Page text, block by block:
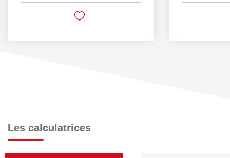
Les calculatrices